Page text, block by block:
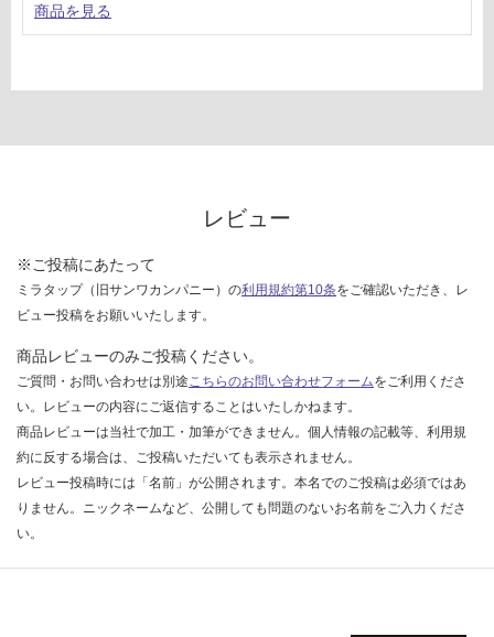
商品を見る
レビュー
※ご投稿にあたって
ミラタップ（旧サンワカンパニー）の利用規約第10条をご確認いただき、レ
ビュー投稿をお願いいたします。
商品レビューのみご投稿ください。
ご質問・お問い合わせは別途 こちらのお問い合わせフォームをご利用くださ
い。レビューの内容にご返信することはいたしかねます。
商品レビューは当社で加工・加筆ができません。個人情報の記載等、利用規
約に反する場合は、ご投稿いただいても表示されません。
レビュー投稿時には「名前」が公開されます。本名でのご投稿は必須ではあ
りません。ニックネームなど、公開しても問題のないお名前をご入力くださ
い。